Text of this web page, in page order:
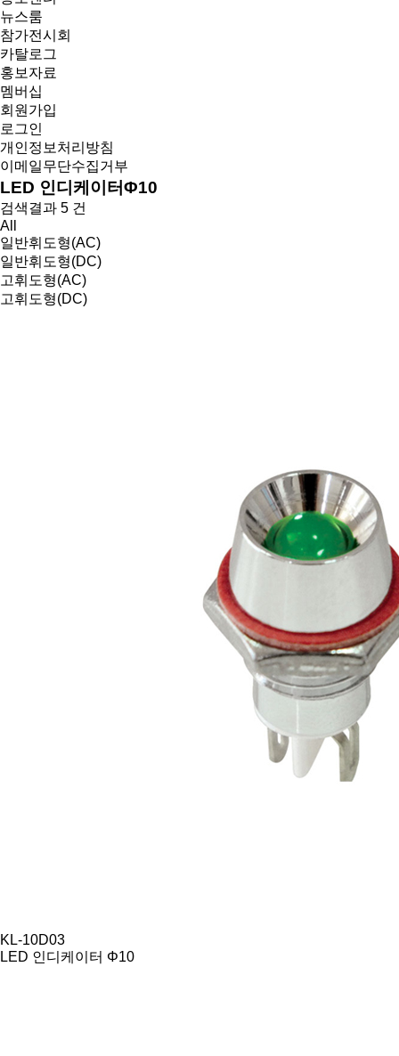
뉴스룸
참가전시회
카탈로그
홍보자료
멤버십
회원가입
로그인
개인정보처리방침
이메일무단수집거부
LED 인디케이터Φ10
검색결과 5 건
All
일반휘도형(AC)
일반휘도형(DC)
고휘도형(AC)
고휘도형(DC)
KL-10D03
LED 인디케이터 Φ10